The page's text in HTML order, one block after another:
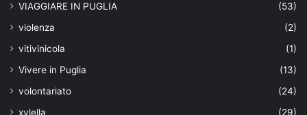
VIAGGIARE IN PUGLIA
(53)
violenza
(2)
vitivinicola
(1)
Vivere in Puglia
(13)
volontariato
(24)
xylella
(29)